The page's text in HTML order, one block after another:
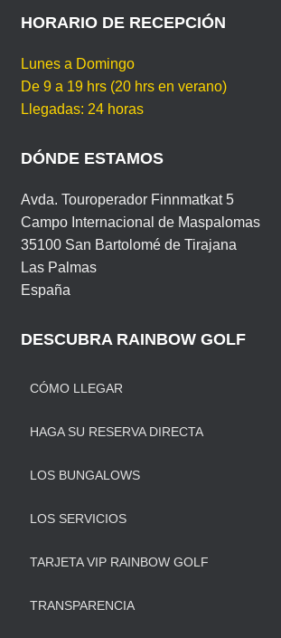
o
k
p
HORARIO DE RECEPCIÓN
Lunes a Domingo
De 9 a 19 hrs (20 hrs en verano)
Llegadas: 24 horas
DÓNDE ESTAMOS
Avda. Touroperador Finnmatkat 5
Campo Internacional de Maspalomas
35100 San Bartolomé de Tirajana
Las Palmas
España
DESCUBRA RAINBOW GOLF
CÓMO LLEGAR
HAGA SU RESERVA DIRECTA
LOS BUNGALOWS
LOS SERVICIOS
TARJETA VIP RAINBOW GOLF
TRANSPARENCIA